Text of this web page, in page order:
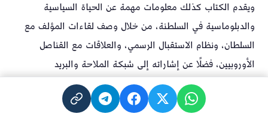
ويقدم الكتاب كذلك معلومات مهمة عن الحياة السياسية
والدبلوماسية في السلطنة، من خلال وصف لقاءات المؤلف مع
السلطان، ونظام الاستقبال الرسمي، والعلاقات مع القناصل
الأوروبيين، فضلًا عن إشاراته إلى شبكة الملاحة والبريد
البريطانية، ودور مسقط بوصفها محطة رئيسة على خطوط
التجارة البحرية التي ربطت الخليج العربي بالهند وشرق أفريقيا.